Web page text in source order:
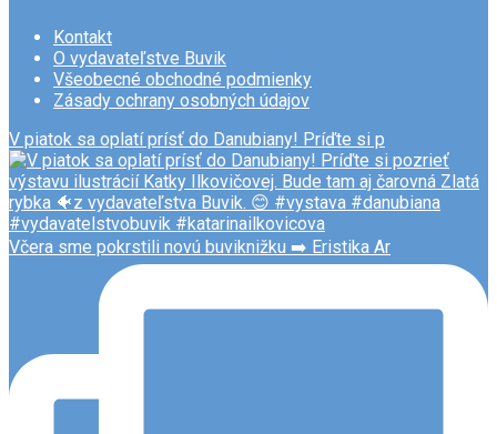
Kontakt
O vydavateľstve Buvik
Všeobecné obchodné podmienky
Zásady ochrany osobných údajov
V piatok sa oplatí prísť do Danubiany! Príďte si p
Včera sme pokrstili novú buviknižku ➡️ Eristika Ar